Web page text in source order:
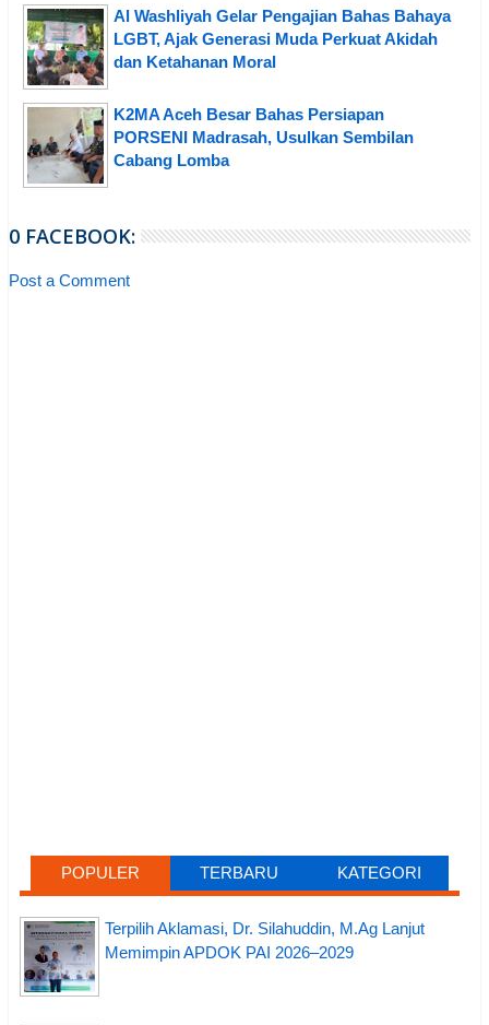
Al Washliyah Gelar Pengajian Bahas Bahaya
LGBT, Ajak Generasi Muda Perkuat Akidah
dan Ketahanan Moral
K2MA Aceh Besar Bahas Persiapan
PORSENI Madrasah, Usulkan Sembilan
Cabang Lomba
0 FACEBOOK:
Post a Comment
POPULER TERBARU KATEGORI
Terpilih Aklamasi, Dr. Silahuddin, M.Ag Lanjut
Memimpin APDOK PAI 2026–2029